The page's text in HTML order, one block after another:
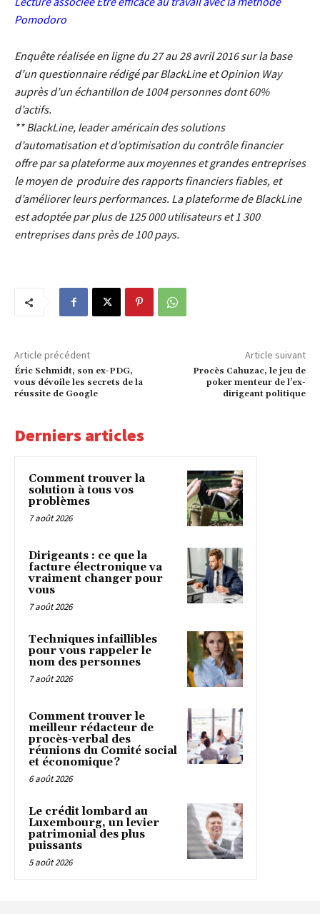
Pomodoro
Enquête réalisée en ligne du 27 au 28 avril 2016 sur la base
d’un questionnaire rédigé par BlackLine et Opinion Way
auprès d’un échantillon de 1004 personnes dont 60%
d’actifs.
** BlackLine, leader américain des solutions
d’automatisation et d’optimisation du contrôle financier
offre par sa plateforme aux moyennes et grandes entreprises
le moyen de produire des rapports financiers fiables, et
d’améliorer leurs performances. La plateforme de BlackLine
est adoptée par plus de 125 000 utilisateurs et 1 300
entreprises dans près de 100 pays.
Article précédent
Éric Schmidt, son ex-PDG,
vous dévoile les secrets de la
réussite de Google
Article suivant
Procès Cahuzac, le jeu de
poker menteur de l’ex-
dirigeant politique
Derniers articles
Comment trouver la
solution à tous vos
problèmes
7 août 2026
Dirigeants : ce que la
facture électronique va
vraiment changer pour
vous
7 août 2026
Techniques infaillibles
pour vous rappeler le
nom des personnes
7 août 2026
Comment trouver le
meilleur rédacteur de
procès-verbal des
réunions du Comité social
et économique ?
6 août 2026
Le crédit lombard au
Luxembourg, un levier
patrimonial des plus
puissants
5 août 2026